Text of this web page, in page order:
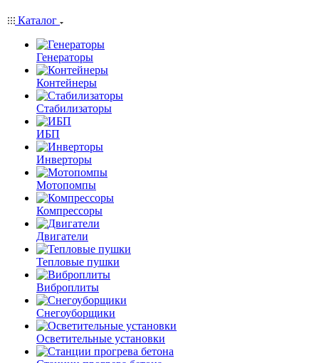
Каталог
Генераторы
Контейнеры
Стабилизаторы
ИБП
Инверторы
Мотопомпы
Компрессоры
Двигатели
Тепловые пушки
Виброплиты
Снегоуборщики
Осветительные установки